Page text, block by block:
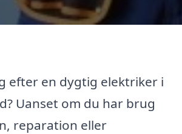
efter en dygtig elektriker i
Uanset om du har brug
reparation eller